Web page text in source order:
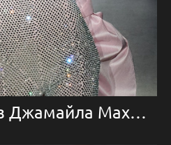
Закрытый Показ Джамайла Махмудова 2026